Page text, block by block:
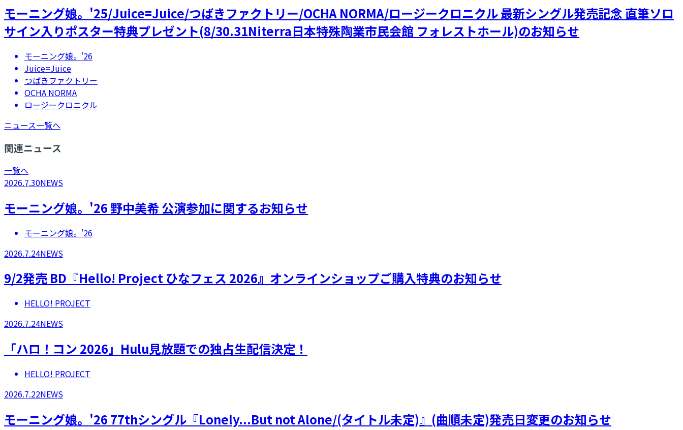
モーニング娘。'25/Juice=Juice/つばきファクトリー/OCHA NORMA/ロージークロニクル 最新シングル発売記念 直筆ソロ
サイン入りポスター特典プレゼント(8/30.31Niterra日本特殊陶業市民会館 フォレストホール)のお知らせ
モーニング娘。'26
Juice=Juice
つばきファクトリー
OCHA NORMA
ロージークロニクル
ニュース一覧へ
関連ニュース
一覧へ
2026.7.30NEWS
モーニング娘。'26 野中美希 公演参加に関するお知らせ
モーニング娘。'26
2026.7.24NEWS
9/2発売 BD『Hello! Project ひなフェス 2026』オンラインショップご購入特典のお知らせ
HELLO! PROJECT
2026.7.24NEWS
「ハロ！コン 2026」Hulu見放題での独占生配信決定！
HELLO! PROJECT
2026.7.22NEWS
モーニング娘。'26 77thシングル『Lonely...But not Alone/(タイトル未定)』(曲順未定)発売日変更のお知らせ